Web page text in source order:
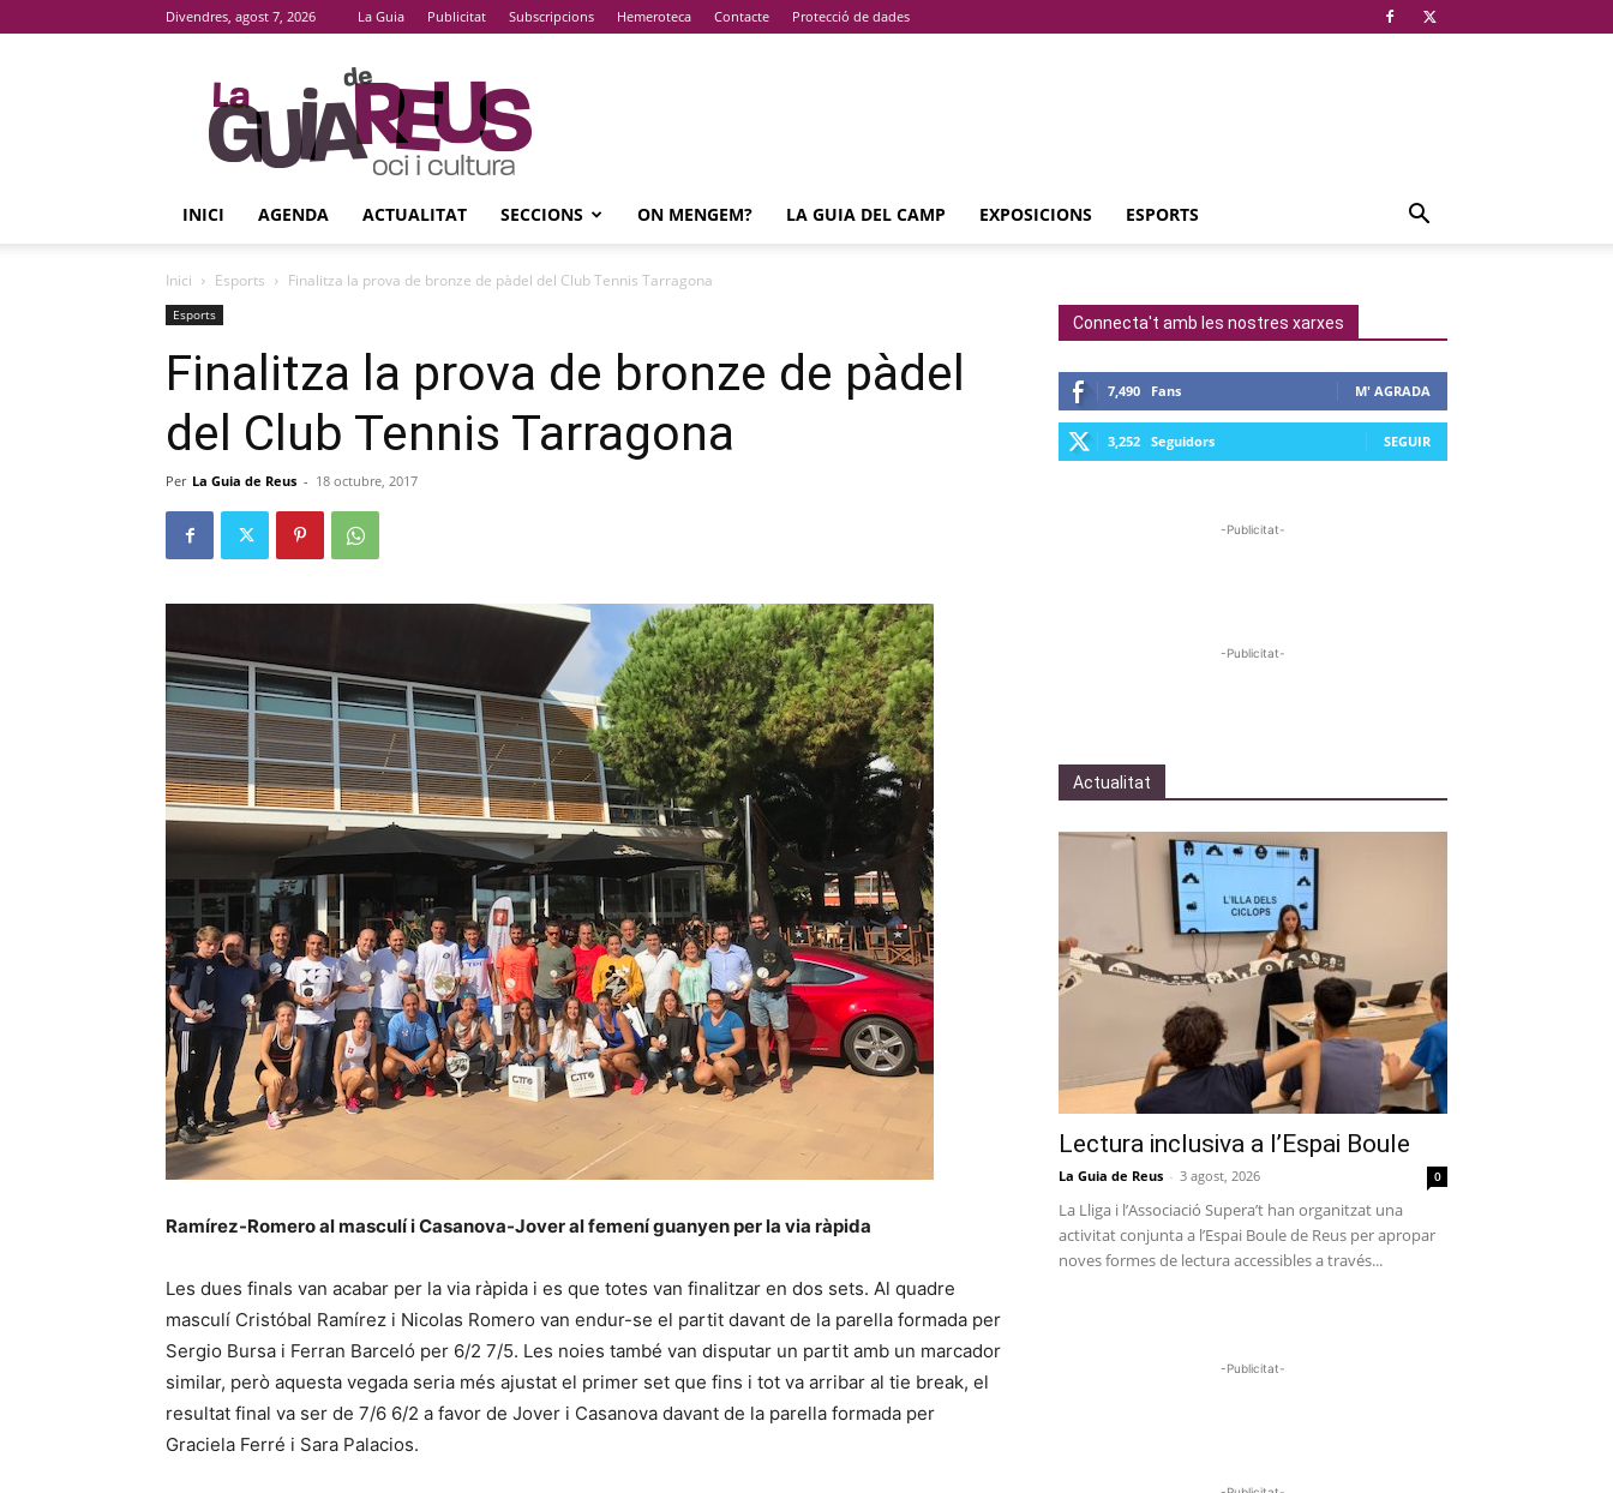
Divendres, agost 7, 2026 La Guia Publicitat Subscripcions Hemeroteca Contacte Protecció de dades
La
Guia
De
Reus
INICI AGENDA ACTUALITAT SECCIONS ON MENGEM? LA GUIA DEL CAMP EXPOSICIONS ESPORTS
Inici Esports Finalitza la prova de bronze de pàdel del Club Tennis Tarragona
Esports
Finalitza la prova de bronze de pàdel
del Club Tennis Tarragona
Per La Guia de Reus - 18 octubre, 2017
Ramírez-Romero al masculí i Casanova-Jover al femení guanyen per la via ràpida
Les dues finals van acabar per la via ràpida i es que totes van finalitzar en dos sets. Al quadre
masculí Cristóbal Ramírez i Nicolas Romero van endur-se el partit davant de la parella formada per
Sergio Bursa i Ferran Barceló per 6/2 7/5. Les noies també van disputar un partit amb un marcador
similar, però aquesta vegada seria més ajustat el primer set que fins i tot va arribar al tie break, el
resultat final va ser de 7/6 6/2 a favor de Jover i Casanova davant de la parella formada per
Graciela Ferré i Sara Palacios.
Connecta't amb les nostres xarxes
7,490 Fans M' AGRADA
3,252 Seguidors SEGUIR
-Publicitat-
-Publicitat-
Actualitat
Lectura inclusiva a l’Espai Boule
La Guia de Reus - 3 agost, 2026 0
La Lliga i l’Associació Supera’t han organitzat una
activitat conjunta a l’Espai Boule de Reus per apropar
noves formes de lectura accessibles a través...
-Publicitat-